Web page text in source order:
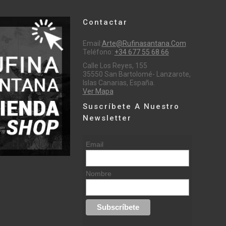
Contactar
Email:Arte@rufinasantana.com
Teléfono: +34 677 55 68 66
Calle Los Reyes, 155
35550 San Bartolomé- Lanzarote,
Islas Canarias, España.
Ver Mapa
Suscríbete A Nuestro
Newsletter
Email
Nombre